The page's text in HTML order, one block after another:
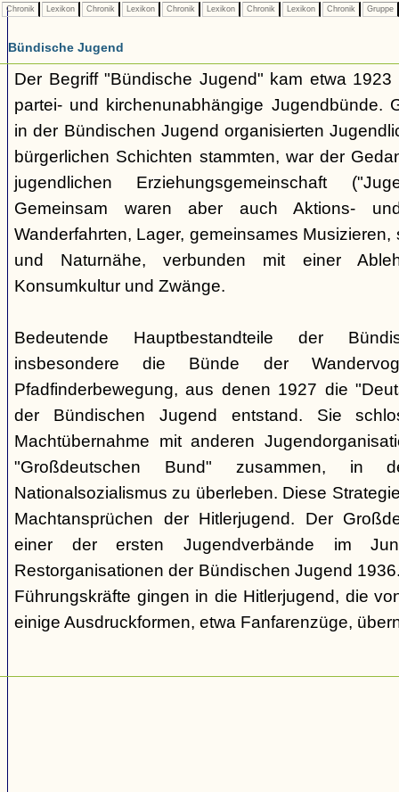
Chronik Lexikon Chronik Lexikon Chronik Lexikon Chronik Lexikon Chronik Gruppe
Bündische Jugend
Der Begriff "Bündische Jugend" kam etwa
partei- und kirchenunabhängige Jugendbünde.
in der Bündischen Jugend organisierten
bürgerlichen Schichten stammten, war der
jugendlichen Erziehungsgemeinschaft
Gemeinsam waren aber auch Aktions-
Wanderfahrten, Lager, gemeinsames
und Naturnähe, verbunden mit einer
Konsumkultur und Zwänge.
Bedeutende Hauptbestandteile der
insbesondere die Bünde der
Pfadfinderbewegung, aus denen 1927 die
der Bündischen Jugend entstand. Sie
Machtübernahme mit anderen
"Großdeutschen Bund" zusammen,
Nationalsozialismus zu überleben. Diese
Machtansprüchen der Hitlerjugend. Der
einer der ersten Jugendverbände im
Restorganisationen der Bündischen Jugend
Führungskräfte gingen in die Hitlerjugend, die
einige Ausdruckformen, etwa Fanfarenzüge,